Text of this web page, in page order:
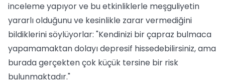
inceleme yapıyor ve bu etkinliklerle meşguliyetin
yararlı olduğunu ve kesinlikle zarar vermediğini
bildiklerini söylüyorlar: "Kendinizi bir çapraz bulmaca
yapamamaktan dolayı depresif hissedebilirsiniz, ama
burada gerçekten çok küçük tersine bir risk
bulunmaktadır."